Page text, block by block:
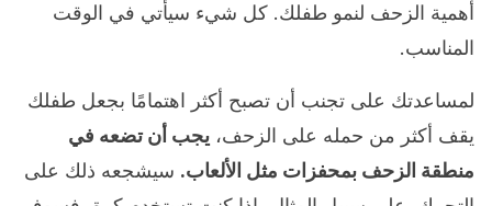
أهمية الزحف لنمو طفلك. كل شيء سيأتي في الوقت
المناسب.
لمساعدتك على تجنب أن تصبح أكثر اهتمامًا بجعل طفلك
يقف أكثر من حمله على الزحف، يجب أن تضعه في
منطقة الزحف بمحفزات مثل الألعاب. سيشجعه ذلك على